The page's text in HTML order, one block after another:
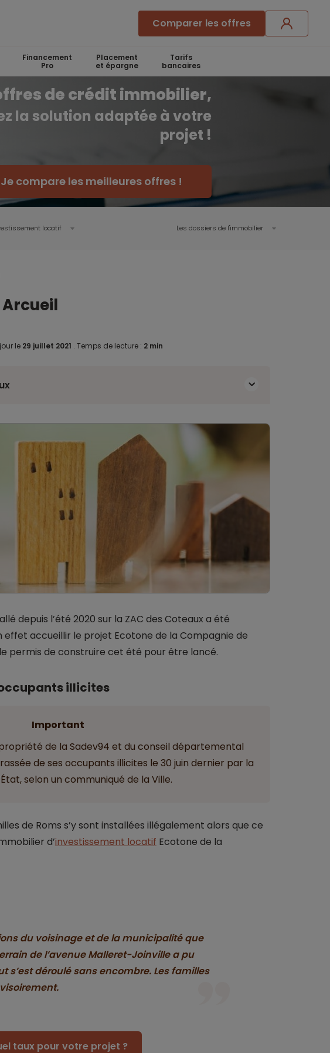
Comparer les offres
Financement
Pro
Placement
et épargne
Tarifs
bancaires
de crédit immobilier,
la solution adaptée à votre
projet !
Je compare les meilleures offres !
locatif Les dossiers de l'immobilier
le 29 juillet 2021 . Temps de lecture : 2 min
depuis l’été 2020 sur la ZAC des Coteaux a été
accueillir le projet Ecotone de la Compagnie de
permis de construire cet été pour être lancé.
illicites
Important
de la Sadev94 et du conseil départemental
de ses occupants illicites le 30 juin dernier par la
selon un communiqué de la Ville.
de Roms s’y sont installées illégalement alors que ce
d’investissement locatif Ecotone de la
du voisinage et de la municipalité que
de l’avenue Malleret-Joinville a pu
s’est déroulé sans encombre. Les familles
taux pour votre projet ?